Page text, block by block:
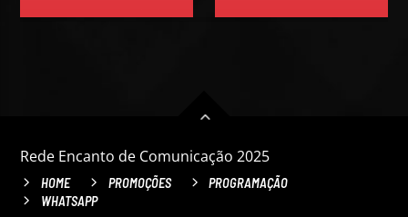
Rede Encanto de Comunicação 2025
HOME PROMOÇÕES
PROGRAMAÇÃO
WHATSAPP